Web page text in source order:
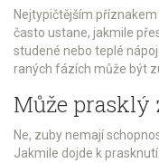
Nejtypičtějším
často ustane, jakmile
studené nebo teplé
raných fázích může být
Může prasklý
Ne, zuby nemají
Jakmile dojde k